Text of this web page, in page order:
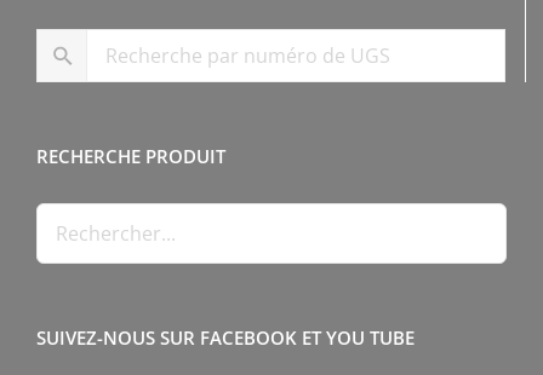
RECHERCHE PRODUIT
SUIVEZ-NOUS SUR FACEBOOK ET YOU TUBE